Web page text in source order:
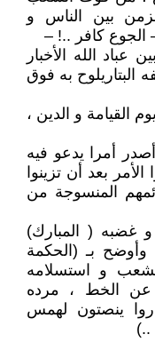
بين الناس و
الجوع كافر ..! –
الله الأخبار
البتاريلوح به فوق
القيامة و الدين ،
أمرا يدعو فيه
بعد أن تزينوا
المنسوجة من
( المبارك)
وأوضح بـ (الحكمة
و استسلامه
عن الخط ، مرده
ينصتون لهمس
..)